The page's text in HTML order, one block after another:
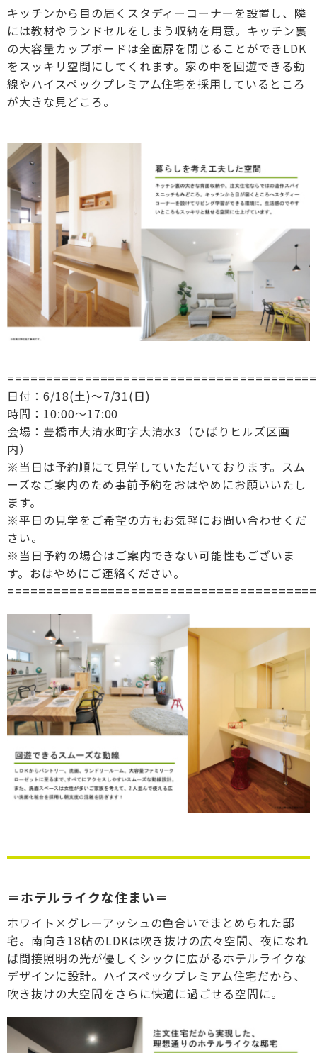
キッチンから目の届くスタディーコーナーを設置し、隣
には教材やランドセルをしまう収納を用意。キッチン裏
の大容量カップボードは全面扉を閉じることができLDK
をスッキリ空間にしてくれます。家の中を回遊できる動
線やハイスペックプレミアム住宅を採用しているところ
が大きな見どころ。
========================================
日付：6/18(土)～7/31(日)
時間：10:00〜17:00
会場：豊橋市大清水町字大清水3（ひばりヒルズ区画
内）
※当日は予約順にて見学していただいております。スム
ーズなご案内のため事前予約をおはやめにお願いいたし
ます。
※平日の見学をご希望の方もお気軽にお問い合わせくだ
さい。
※当日予約の場合はご案内できない可能性もございま
す。おはやめにご連絡ください。
＝ホテルライクな住まい＝
ホワイト×グレーアッシュの色合いでまとめられた邸
宅。南向き18帖のLDKは吹き抜けの広々空間、夜になれ
ば間接照明の光が優しくシックに広がるホテルライクな
デザインに設計。ハイスペックプレミアム住宅だから、
吹き抜けの大空間をさらに快適に過ごせる空間に。